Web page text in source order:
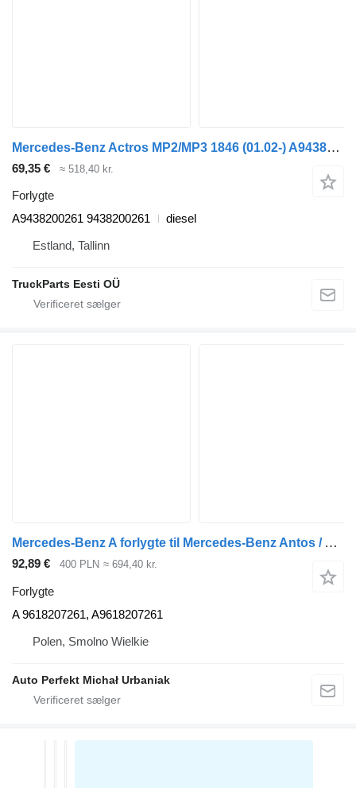
Mercedes-Benz Actros MP2/MP3 1846 (01.02-) A9438200261 forlygte til Mercedes-Benz Actros, Axor MP1, MP2, MP3 (1996-2014) trækker
69,35 € ≈ 518,40 kr.
Forlygte
A9438200261 9438200261
diesel
Estland, Tallinn
TruckParts Eesti OÜ
Mercedes-Benz A forlygte til Mercedes-Benz Antos / Arocs trækker
92,89 € 400 PLN ≈ 694,40 kr.
Forlygte
A 9618207261, A9618207261
Polen, Smolno Wielkie
Auto Perfekt Michał Urbaniak